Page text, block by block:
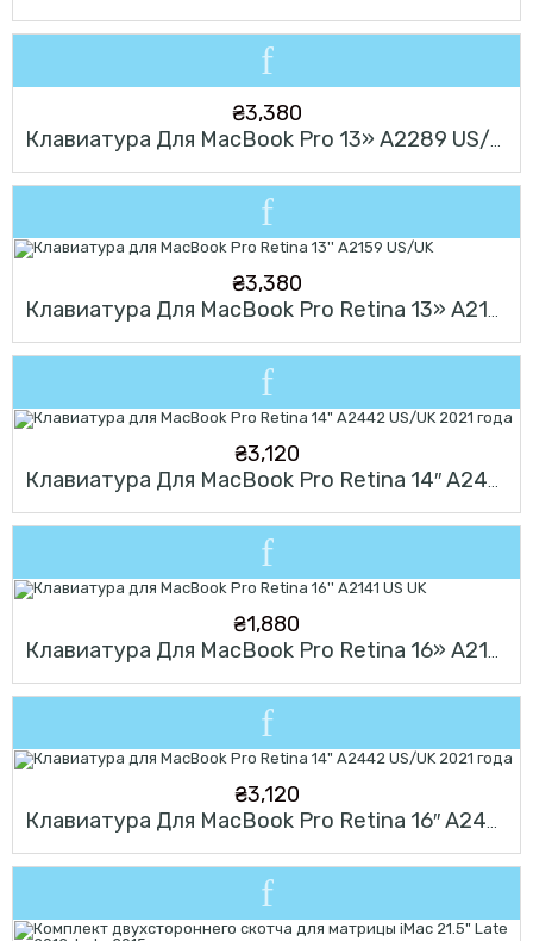
₴3,380
Клавиатура Для MacBook Pro 13» A2289 US/UK
₴3,380
Клавиатура Для MacBook Pro Retina 13» A2159 US/UK
₴3,120
Клавиатура Для MacBook Pro Retina 14″ A2442 US/UK 2021 Года
₴1,880
Клавиатура Для MacBook Pro Retina 16» A2141 US UK
₴3,120
Клавиатура Для MacBook Pro Retina 16″ A2485 US/UK 2021 Года